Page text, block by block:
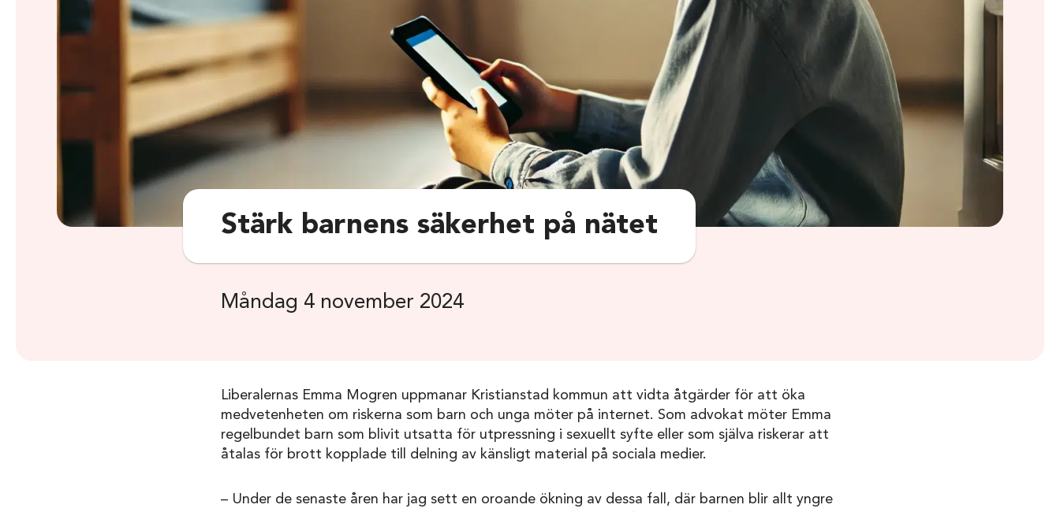
Stärk barnens säkerhet på nätet
Måndag 4 november 2024
Liberalernas Emma Mogren uppmanar Kristianstad kommun att vidta åtgärder för att öka
medvetenheten om riskerna som barn och unga möter på internet. Som advokat möter Emma
regelbundet barn som blivit utsatta för utpressning i sexuellt syfte eller som själva riskerar att
åtalas för brott kopplade till delning av känsligt material på sociala medier.
– Under de senaste åren har jag sett en oroande ökning av dessa fall, där barnen blir allt yngre